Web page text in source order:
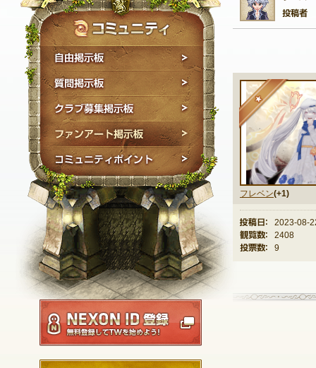
質問掲示板
クラブ募集掲示板
ファンアート掲示板
コミュニティポイン
フレベン(+1)
★
投稿日：
2023-08-
観覧数：
2408
投票数：
9